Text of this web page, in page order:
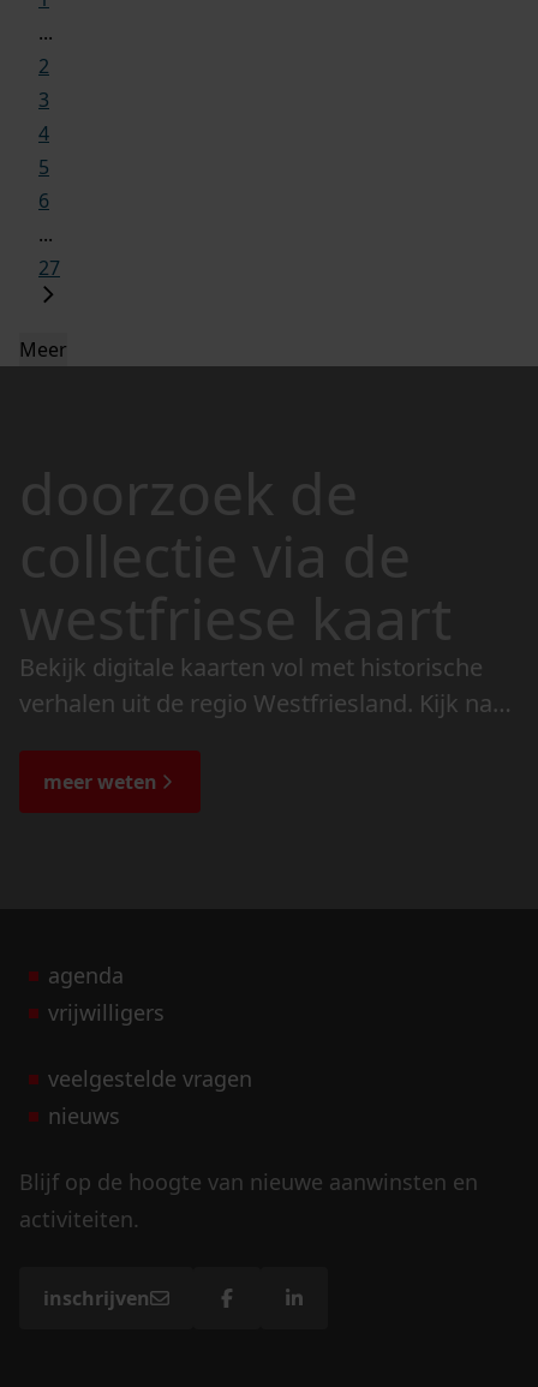
...
2
3
4
5
6
...
27
Meer
doorzoek de
collectie via de
westfriese kaart
Bekijk digitale kaarten vol met historische
verhalen uit de regio Westfriesland. Kijk naar
de bijzondere verhalen.
meer weten
agenda
vrijwilligers
veelgestelde vragen
nieuws
Blijf op de hoogte van nieuwe aanwinsten en
activiteiten.
inschrijven